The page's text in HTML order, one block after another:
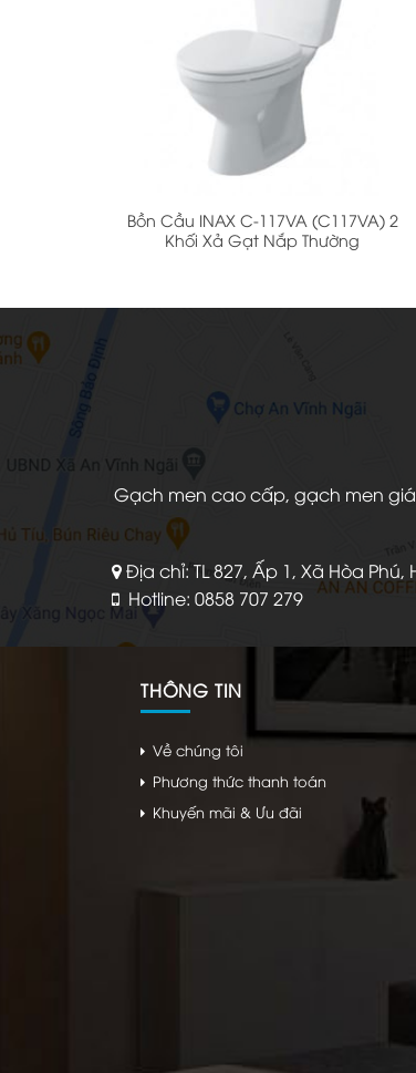
Bồn Cầu INAX C-117VA (C117VA) 2
Khối Xả Gạt Nắp Thường
Gạch men cao cấp, gạch men
Địa chỉ: TL 827, Ấp 1, Xã Hòa
Hotline: 0858 707 279
THÔNG TIN
Về chúng tôi
Phương thức thanh toán
Khuyến mãi & Ưu đãi